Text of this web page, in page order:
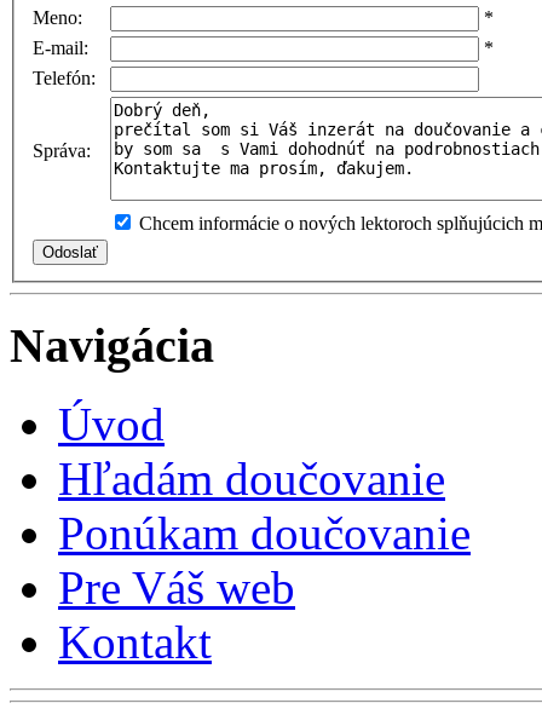
Meno:
*
E-mail:
*
Telefón:
Správa:
Chcem informácie o nových lektoroch splňujúcich
Navigácia
Úvod
Hľadám doučovanie
Ponúkam doučovanie
Pre Váš web
Kontakt